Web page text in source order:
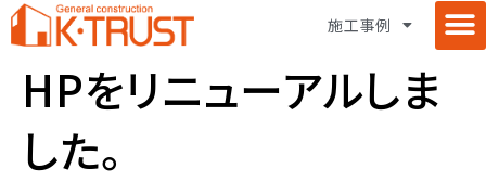
施工事例
HPをリニューアルしま
した。